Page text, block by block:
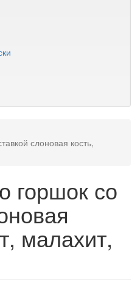
слоновая кость,
горшок со
малахит,